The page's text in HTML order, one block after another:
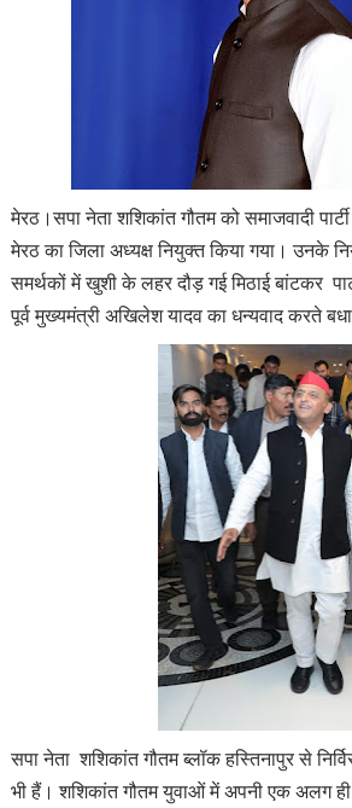
मेरठ।सपा नेता शशिकांत गौतम को समाजवादी
मेरठ का जिला अध्यक्ष नियुक्त किया गया। उनके
समर्थकों में खुशी के लहर दौड़ गई मिठाई बांटकर
पूर्व मुख्यमंत्री अखिलेश यादव का धन्यवाद करते
सपा नेता शशिकांत गौतम ब्लॉक हस्तिनापुर से
भी हैं। शशिकांत गौतम युवाओं में अपनी एक अलग